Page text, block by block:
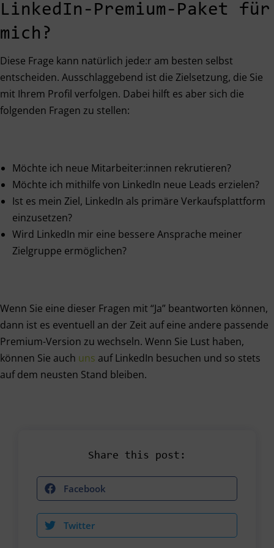
LinkedIn-Premium-Paket für
mich?
Diese Frage kann natürlich jede:r am besten selbst
entscheiden. Ausschlaggebend ist die Zielsetzung, die Sie
mit Ihrem Profil verfolgen. Dabei hilft es aber sich die
folgenden Fragen zu stellen:
Möchte ich neue Mitarbeiter:innen rekrutieren?
Möchte ich mithilfe von LinkedIn neue Leads erzielen?
Ist es mein Ziel, LinkedIn als primäre Verkaufsplattform
einzusetzen?
Wird LinkedIn mir eine bessere Ansprache meiner
Zielgruppe ermöglichen?
Wenn Sie eine dieser Fragen mit “Ja” beantworten können,
dann ist es eventuell an der Zeit auf eine andere passende
Premium-Version zu wechseln. Wenn Sie Lust haben,
können Sie auch uns auf LinkedIn besuchen und so stets
auf dem neusten Stand bleiben.
Share this post:
Facebook
Twitter